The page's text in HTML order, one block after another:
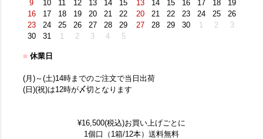
9
10 11 12 13 14
15
16
17 18 19 20 21
22
23
24 25 26 27 28
29
30
31 1 2 3 4 5
13
14 15 16 17 18
19
20
21 22 23 24 25
26
27
28 29 30 1 2 3
■ 休業日
(月)～(土)14時までのご注文で当日出荷
(日)(祝)は12時が〆切となります
¥16,500(税込)お買い上げごとに
1個口（1箱/12本）送料無料